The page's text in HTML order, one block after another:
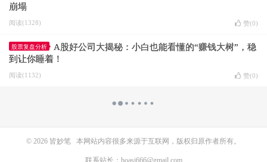
崩塌
阅读(1328) 赞(0)
股票复盘分析
A股好公司大揭秘：小白也能看懂的“赚钱大树”，稳
到让你睡着！
阅读(1132) 赞(0)
© 2026 皆妙笔 本网站内容很多来源于互联网，版权归原作者所有。
联系站长：boasi666@gmail.com